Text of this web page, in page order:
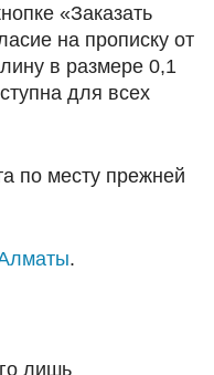
«Заказать
на прописку от
в размере 0,1
для всех
по месту прежней
.
лишь